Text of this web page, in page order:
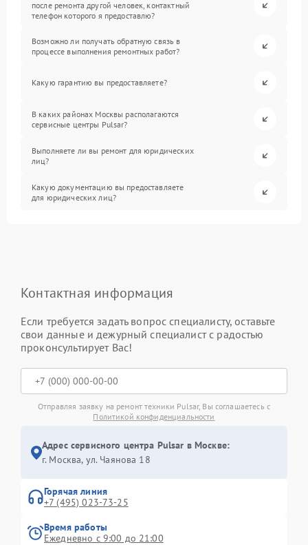
после ремонта другой человек, контактный
телефон которого я предоставлю?
Возможно ли получать обратную связь в
процессе выполнения ремонтных работ?
Какую гарантию вы предоставляете?
В каких районах Москвы располагаются
сервисные центры Pulsar?
Выполняете ли вы ремонт для юридических
лиц?
Какую документацию вы предоставляете
для юридических лиц?
Контактная информация
Если требуется задать вопрос специалисту, оставьте
свои данные и дежурный специалист с радостью
проконсультирует Вас!
Отправляя заявку на ремонт техники Pulsar, Вы соглашаетесь с
Политикой конфиденциальности
Адрес сервисного центра Pulsar в Москве:
г. Москва, ул. Чаянова 18
Горячая линия
+7 (495) 023-73-25
Время работы
Ежедневно с 9:00 до 21:00